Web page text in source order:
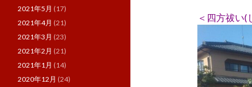
＜四方祓い(
2021年5月 (17)
2021年4月 (21)
2021年3月 (23)
2021年2月 (21)
2021年1月 (14)
2020年12月 (24)